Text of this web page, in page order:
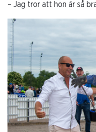
– Jag tror att hon är så